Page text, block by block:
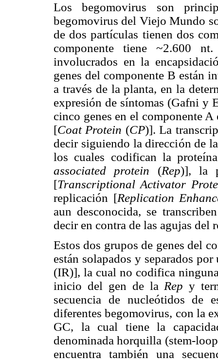
Los begomovirus son
begomovirus del Viejo Mundo
de dos partículas tienen dos
componente tiene ~2.600
involucrados en la
genes del componente B están
a través de la planta, en la
expresión de síntomas (Gafni y
cinco genes en el componente
[Coat Protein (CP)]. La
decir siguiendo la dirección de
los cuales codifican la
associated protein (Rep)], la
[Transcriptional Activator
replicación [Replication
aun desconocida, se
decir en contra de las agujas
Estos dos grupos de genes del
están solapados y separados
(IR)], la cual no codifica
inicio del gen de la Rep y
secuencia de nucleótidos de
diferentes begomovirus, con la
GC, la cual tiene la
denominada horquilla (stem-
encuentra también una